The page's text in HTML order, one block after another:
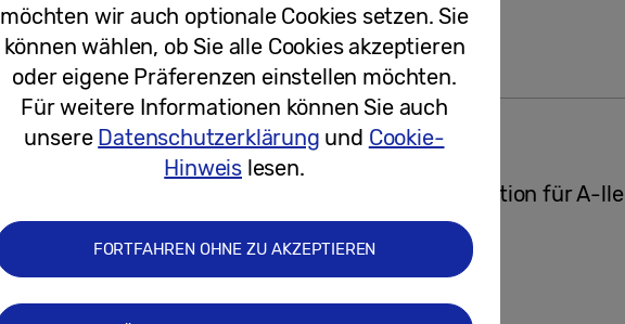
18.11.2019
Pressemitteilungen
Samsung Galaxy A: Smartphone-Innovation für A-lle
möchten wir auch optionale Cookies setzen. Sie
können wählen, ob Sie alle Cookies akzeptieren
oder eigene Präferenzen einstellen möchten.
Für weitere Informationen können Sie auch
unsere Datenschutzerklärung und Cookie-
Hinweis lesen.
FORTFAHREN OHNE ZU AKZEPTIEREN